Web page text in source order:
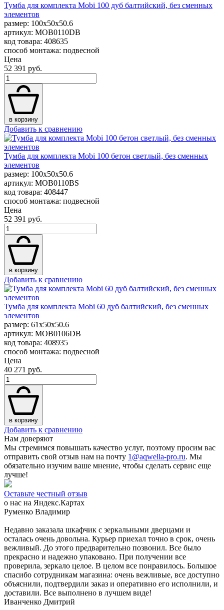
Тумба для комплекта Mobi 100 дуб балтийский, без сменных
элементов
размер: 100x50x50.6
артикул: MOB0110DB
код товара: 408635
способ монтажа: подвесной
Цена
52 391 руб.
в корзину
Добавить к сравнению
Тумба для комплекта Mobi 100 бетон светлый, без сменных
элементов
размер: 100x50x50.6
артикул: MOB0110BS
код товара: 408447
способ монтажа: подвесной
Цена
52 391 руб.
в корзину
Добавить к сравнению
Тумба для комплекта Mobi 60 дуб балтийский, без сменных
элементов
размер: 61x50x50.6
артикул: MOB0106DB
код товара: 408935
способ монтажа: подвесной
Цена
40 271 руб.
в корзину
Добавить к сравнению
Нам доверяют
Мы стремимся повышать качество услуг, поэтому просим вас
отправить свой отзыв нам на почту 1@aqwella-pro.ru. Мы
обязательно изучим ваше мнение, чтобы сделать сервис еще
лучше!
Оставьте честный отзыв
о нас на Яндекс.Картах
Руменко Владимир
Недавно заказала шкафчик с зеркальными дверцами и
осталась очень довольна. Курьер приехал точно в срок, очень
вежливый. До этого предварительно позвонил. Все было
прекрасно и надежно упаковано. При получении все
проверила, зеркало целое. В целом все понравилось. Большое
спасибо сотрудникам магазина: очень вежливые, все доступно
объяснили, подтвердили заказ и оперативно его исполнили, и
доставили. Все выполнено в лучшем виде!
Иванченко Дмитрий